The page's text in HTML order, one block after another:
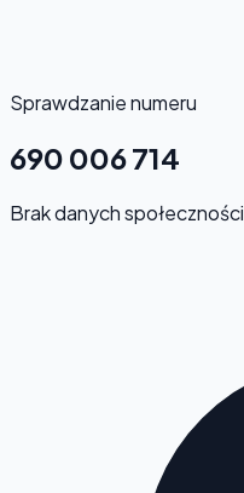
Sprawdzanie numeru
690 006 714
Brak danych społeczności